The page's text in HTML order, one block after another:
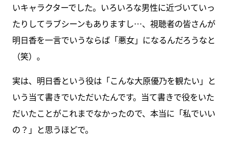
いキャラクターでした。いろいろな男性に近づいていっ
たりしてラブシーンもありますし…、視聴者の皆さんが
明日香を一言でいうならば「悪女」になるんだろうなと
（笑）。
実は、明日香という役は「こんな大原優乃を観たい」と
いう当て書きでいただいたんです。当て書きで役をいた
だいたことがこれまでなかったので、本当に「私でいい
の？」と思うほどで。